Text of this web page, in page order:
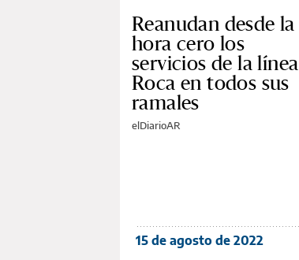
Reanudan desde la
hora cero los
servicios de la línea
Roca en todos sus
ramales
elDiarioAR
15 de agosto de 2022